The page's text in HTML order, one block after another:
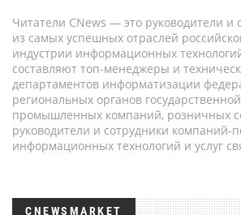
Читатели CNews — это руководители и
из самых успешных отраслей
индустрии информационных
составляют топ-менеджеры и
департаментов информатизации
региональных органов
промышленных компаний, розничных
руководители и сотрудники компаний-
информационных технологий и услуг
CNEWSMARKET